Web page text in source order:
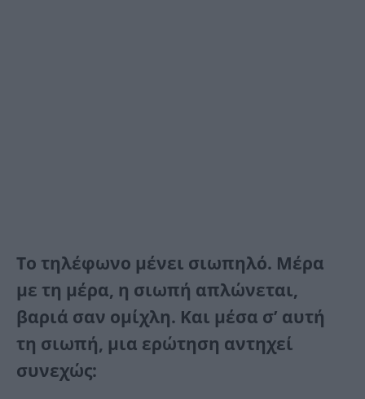
Το τηλέφωνο μένει σιωπηλό. Μέρα
με τη μέρα, η σιωπή απλώνεται,
βαριά σαν ομίχλη. Και μέσα σ’ αυτή
τη σιωπή, μια ερώτηση αντηχεί
συνεχώς: